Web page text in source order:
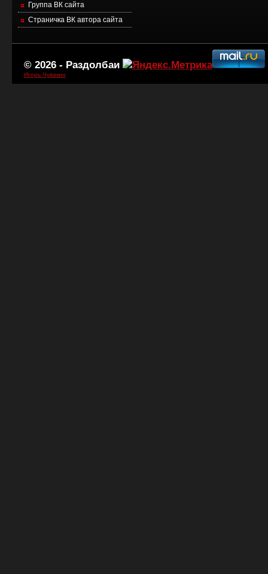
Группа ВК сайта
Страничка ВК автора сайта
© 2026 - Раздолбаи
Игорь Чувакин